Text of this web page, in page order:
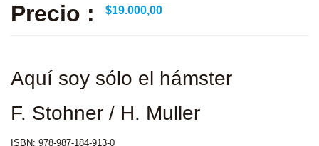
Precio : $19.000,00
Aquí soy sólo el hámster
F. Stohner / H. Muller
ISBN: 978-987-184-913-0